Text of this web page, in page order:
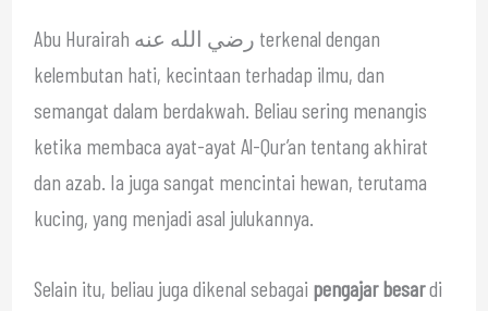
Abu Hurairah رضي الله عنه terkenal dengan
kelembutan hati, kecintaan terhadap ilmu, dan
semangat dalam berdakwah. Beliau sering menangis
ketika membaca ayat-ayat Al-Qur’an tentang akhirat
dan azab. Ia juga sangat mencintai hewan, terutama
kucing, yang menjadi asal julukannya.
Selain itu, beliau juga dikenal sebagai pengajar besardi